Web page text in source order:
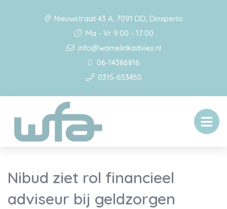
Nieuwstraat 43 A, 7091 DD, Dinxperlo
Ma - Vr 9:00 - 17:00
info@wamelinkadvies.nl
06-14386816
0315-653450
Nibud ziet rol financieel
adviseur bij geldzorgen